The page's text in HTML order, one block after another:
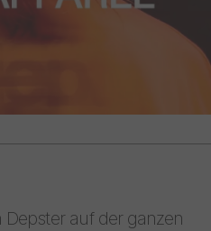
auf der ganzen